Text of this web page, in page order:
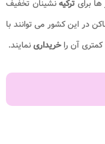
برای ترکیهنشینان تخفیف
در این کشور می توانند با
کمتری آن راخریدارینمایند.